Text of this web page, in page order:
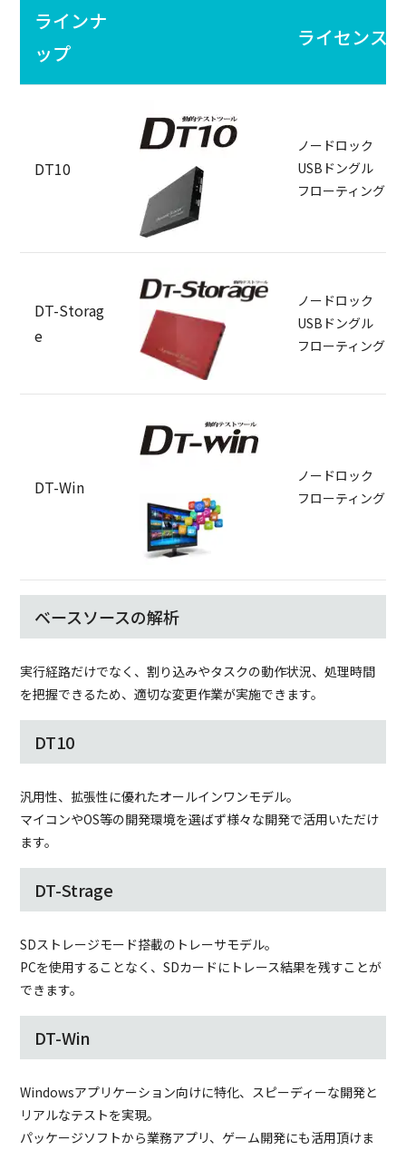
ラインナ
ップ
ライセンス
DT10
ノードロック
USBドングル
フローティング
DT-Storag
e
ノードロック
USBドングル
フローティング
DT-Win
ノードロック
フローティング
ベースソースの解析
実行経路だけでなく、割り込みやタスクの動作状況、処理時間
を把握できるため、適切な変更作業が実施できます。
DT10
汎用性、拡張性に優れたオールインワンモデル。
マイコンやOS等の開発環境を選ばず様々な開発で活用いただけ
ます。
DT-Strage
SDストレージモード搭載のトレーサモデル。
PCを使用することなく、SDカードにトレース結果を残すことが
できます。
DT-Win
Windowsアプリケーション向けに特化、スピーディーな開発と
リアルなテストを実現。
パッケージソフトから業務アプリ、ゲーム開発にも活用頂けま